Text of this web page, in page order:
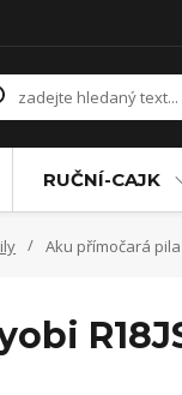
RUČNÍ-CAJK
Aku přímočará pila